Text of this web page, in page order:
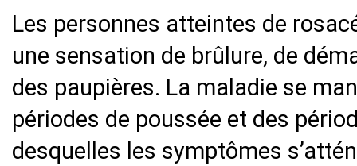
Les personnes atteintes de
une sensation de brûlure, de
des paupières. La maladie se
périodes de poussée et des
desquelles les symptômes